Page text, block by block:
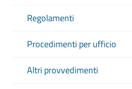
Regolamenti
Procedimenti per ufficio
Altri provvedimenti